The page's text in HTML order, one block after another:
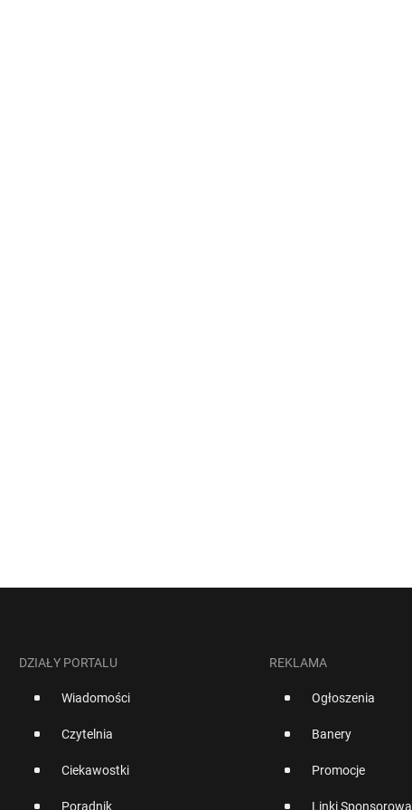
DZIAŁY PORTALU
Wiadomości
Czytelnia
Ciekawostki
Poradnik
REKLAMA
Ogłoszenia
Banery
Promocje
Linki